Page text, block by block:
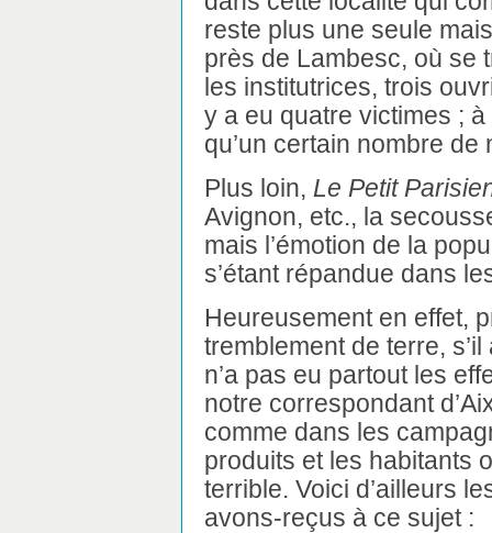
reste plus une seule
près de Lambesc, où se
les institutrices, trois
y a eu quatre victimes ;
qu’un certain nombre de
Plus loin, Le Petit
Avignon, etc., la
mais l’émotion de la
s’étant répandue dans
Heureusement en effet,
tremblement de terre,
n’a pas eu partout les
notre correspondant
comme dans les
produits et les habitants
terrible. Voici d’ailleurs
avons-reçus à ce sujet :